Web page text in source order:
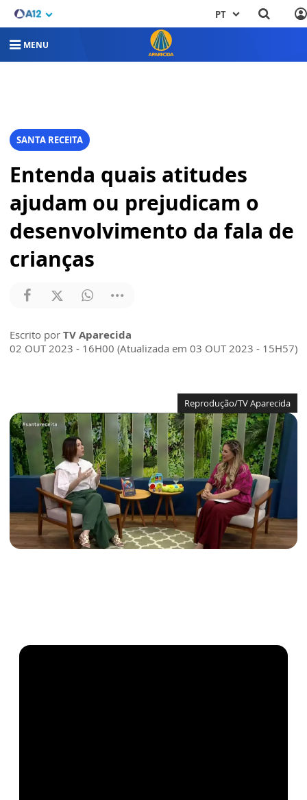
PT
MENU
SANTA RECEITA
Entenda quais atitudes
ajudam ou prejudicam o
desenvolvimento da fala de
crianças
Escrito por TV Aparecida
02 OUT 2023 - 16H00 (Atualizada em 03 OUT 2023 - 15H57)
Reprodução/TV Aparecida